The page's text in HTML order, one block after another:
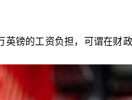
镑的工资负担，可谓在财政